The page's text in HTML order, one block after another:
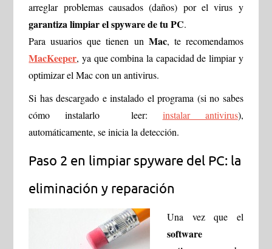
arreglar problemas causados (daños) por el virus y
garantiza limpiar el spyware de tu PC.
Para usuarios que tienen un Mac, te recomendamos
MacKeeper, ya que combina la capacidad de limpiar y
optimizar el Mac con un antivirus.
Si has descargado e instalado el programa (si no sabes
cómo instalarlo leer: instalar antivirus),
automáticamente, se inicia la detección.
Paso 2 en limpiar spyware del PC: la
eliminación y reparación
Una vez que el
software